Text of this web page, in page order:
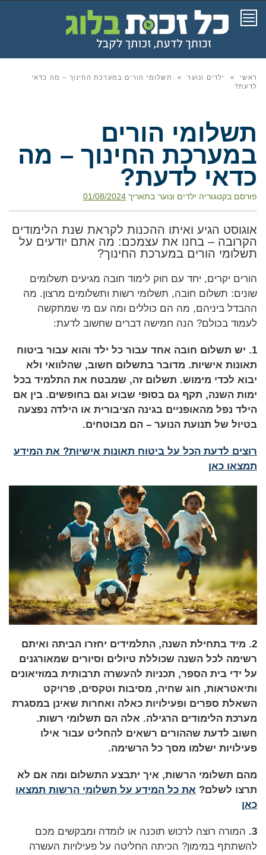
תפריט
ראשי » ילדים ונוער »
תשלומי הורים במערכת החינוך – מה כדאי
לדעת?
תשלומי הורים
במערכת החינוך – מה
כדאי לדעת?
פורסם בקטגוריה ילדים ונוער בתאריך 01/08/2024
אוגוסט הגיע ואיתו ההכנות לקראת שנת הלימודים
הקרובה – בחנו את עצמכם: מה אתם יודעים על
תשלומי הורים במערכת החינוך?
הורים יקרים, יחד עם חוק לימוד חובה מגיעים תשלומים
שונים: תשלום חובה, תשלומי רשות ותשלומים מרצון. מה
ההבדל ביניהם, מה הם כוללים ומה עם מי שמתקשה
לעמוד בכולם? הנה חמישה דברים שחשוב לדעת:
1. יש תשלום חובה אחד עבור כל ילד והוא עבור ביטוח
תאונות אישיות. מדובר בתשלום חשוב, שהלוואי ולא
יבוא לכדי מימוש. תשלום זה, שמבטח את התלמיד בכל
ימות השנה, תקף גם בסופי שבוע וגם בחופשים. בין אם
הילד נפל מהאופניים בגינה הציבורית או הילדה נפצעה
בטיול של תנועת הנוער – הם מבוטחים.
רוצים לדעת הכל על ביטוח תאונות אישיות? את המידע
תמצאו כאן
2. מיד בתחילת השנה, התלמידים יחזרו הביתה ואיתם
רשימה לכל השנה שכוללת טיולים וסיורים שמאורגנים
על ידי בית הספר, תכניות להעשרה תרבותית במוזיאונים
ותיאטראות, חוג שחיה, מסיבות וטקסים, פרויקט
השאלת ספרים ופעילויות כאלה ואחרות שאינן במסגרת
מערכת הלימודים הרגילה. אלה הם תשלומי רשות.
חשוב לדעת שההורים רשאים להחליט עבור אילו
פעילויות ישלמו מסך כל הרשימה.
מהם תשלומי הרשות, איך יתבצע התשלום ומה אם לא
תרצו לשלם? את כל המידע על תשלומי הרשות תמצאו
כאן
3. המורה רוצה לרכוש תוכנה או לומדה ומבקשים מכם
להשתתף במימון? הכיתה החליטה על פעילויות העשרה